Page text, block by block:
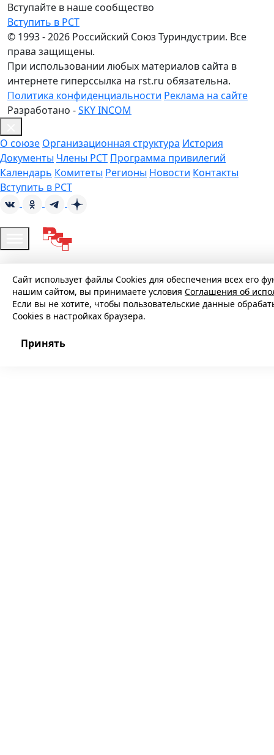
Вступайте в наше сообщество
Вступить в РСТ
© 1993 - 2026 Российский Союз Туриндустрии. Все
права защищены.
При использовании любых материалов сайта в
интернете гиперссылка на rst.ru обязательна.
Политика конфиденциальности Реклама на сайте
Разработано -SKY INCOM
О союзе Организационная структура История
Документы Члены РСТ Программа привилегий
Календарь Комитеты Регионы Новости Контакты
Вступить в РСТ
Сайт использует файлы Cookies для обеспечения всех его
нашим сайтом, вы принимаете условия Соглашения об
Если вы не хотите, чтобы пользовательские данные
Cookies в настройках браузера.
Принять